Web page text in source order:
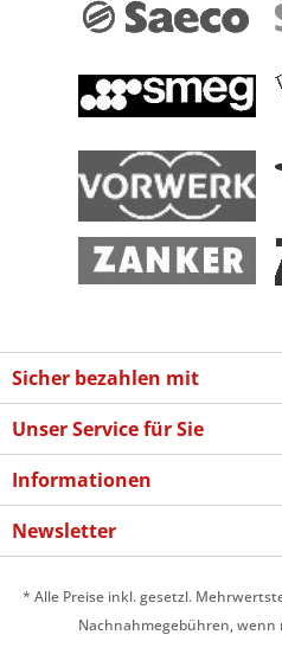
Sicher bezahlen mit
Unser Service für Sie
Informationen
Newsletter
* Alle Preise inkl. gesetzl.
Nachnahmegebühren, wenn